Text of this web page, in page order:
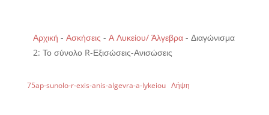
Αρχική - Ασκήσεις - Α Λυκείου/ Άλγεβρα- Διαγώνισμα
2: Το σύνολο R-Εξισώσεις-Ανισώσεις
75ap-sunolo-r-exis-anis-algevra-a-lykeiou Λήψη